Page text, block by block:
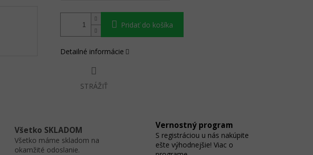
Pridať do košíka
Detailné informácie
STRÁŽIŤ
Všetko SKLADOM
Všetko máme skladom na
okamžité odoslanie.
Vernostný program
S registráciou u nás nakúpite
ešte výhodnejšie! Viac o